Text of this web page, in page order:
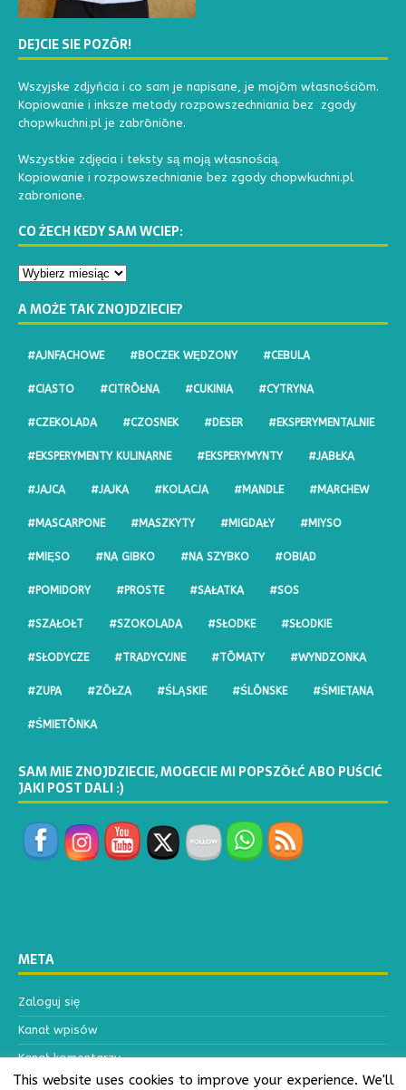
DEJCIE SIE POZŌR!
Wszyjske zdjyńcia i co sam je napisane, je mojōm własnościōm.
Kopiowanie i inksze metody rozpowszechniania bez zgody
chopwkuchni.pl je zabrōniōne.
Wszystkie zdjęcia i teksty są moją własnością.
Kopiowanie i rozpowszechnianie bez zgody chopwkuchni.pl
zabronione.
CO ŻECH KEDY SAM WCIEP:
A MOŻE TAK ZNOJDZIECIE?
#AJNFACHOWE #BOCZEK WĘDZONY #CEBULA
#CIASTO #CITRŌŁNA #CUKINIA #CYTRYNA
#CZEKOLADA #CZOSNEK #DESER #EKSPERYMENTALNIE
#EKSPERYMENTY KULINARNE #EKSPERYMYNTY #JABŁKA
#JAJCA #JAJKA #KOLACJA #MANDLE #MARCHEW
#MASCARPONE #MASZKYTY #MIGDAŁY #MIYSO
#MIĘSO #NA GIBKO #NA SZYBKO #OBIAD
#POMIDORY #PROSTE #SAŁATKA #SOS
#SZAŁOŁT #SZOKOLADA #SŁODKE #SŁODKIE
#SŁODYCZE #TRADYCYJNE #TŌMATY #WYNDZONKA
#ZUPA #ZŌŁZA #ŚLĄSKIE #ŚLŌNSKE #ŚMIETANA
#ŚMIETŌNKA
SAM MIE ZNOJDZIECIE, MOGECIE MI POPSZŎŁĆ ABO PUŚCIĆ
JAKI POST DALI :)
META
Zaloguj się
Kanał wpisów
Kanał komentarzy
WordPress.org
This website uses cookies to improve your experience. We'll